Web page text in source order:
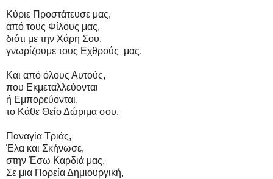
Κύριε Προστάτευσε μας,
από τους Φίλους μας,
διότι με την Χάρη Σου,
γνωρίζουμε τους Εχθρούς μας.
Και από όλους Αυτούς,
που Εκμεταλλεύονται
ή Εμπορεύονται,
το Κάθε Θείο Δώριμα σου.
Παναγία Τριάς,
Έλα και Σκήνωσε,
στην Έσω Καρδιά μας.
Σε μια Πορεία Δημιουργική,